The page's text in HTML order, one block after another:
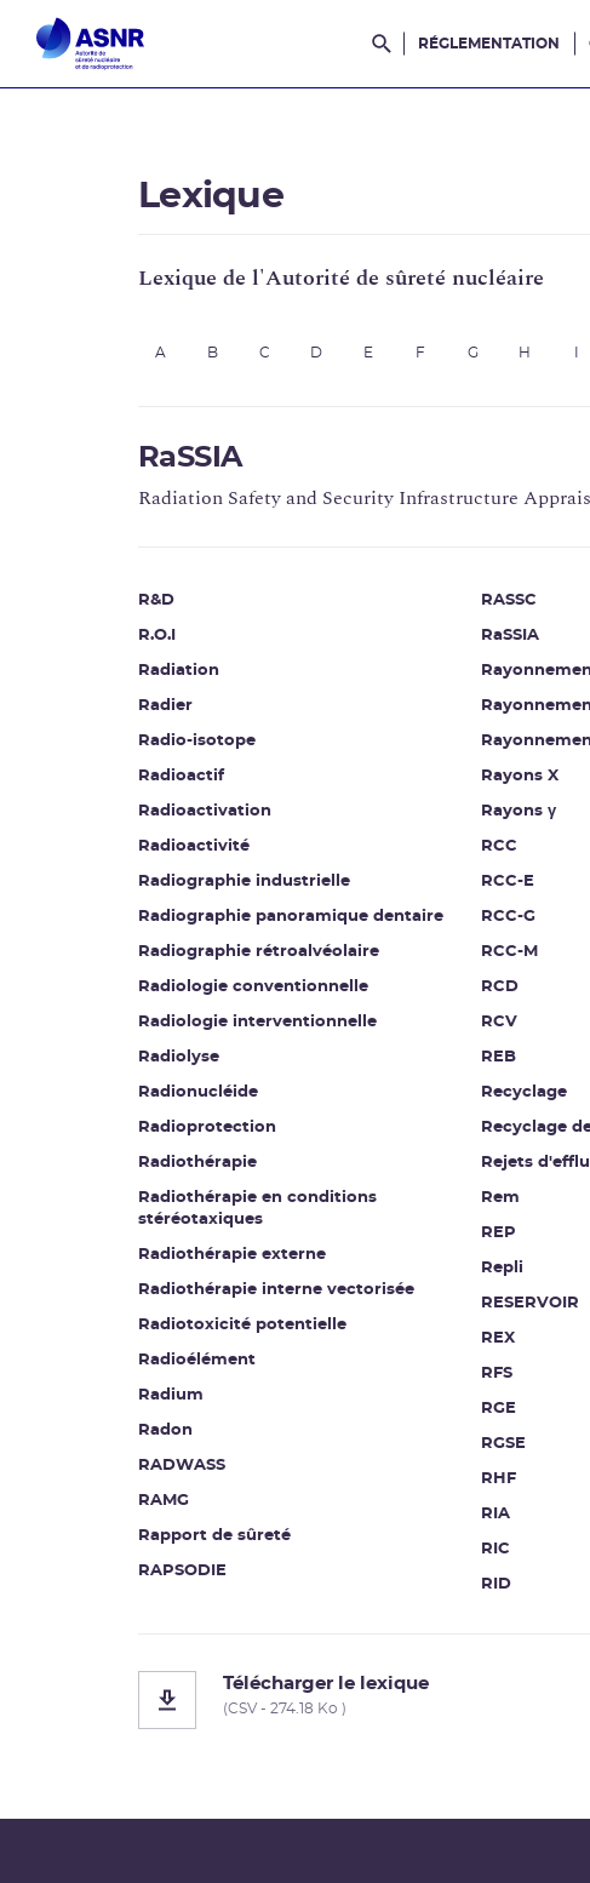
Rechercher dans le
RÉGLEMENTATION
Lexique
Lexique de l'Autorité de sûreté nucléaire
A B C D E F G H
RaSSIA
Radiation Safety and Security Infrastructure
R&D
R.O.I
Radiation
Radier
Radio-isotope
Radioactif
Radioactivation
Radioactivité
Radiographie industrielle
Radiographie panoramique dentaire
Radiographie rétroalvéolaire
Radiologie conventionnelle
Radiologie interventionnelle
Radiolyse
Radionucléide
Radioprotection
Radiothérapie
Radiothérapie en conditions
stéréotaxiques
Radiothérapie externe
Radiothérapie interne vectorisée
Radiotoxicité potentielle
Radioélément
Radium
Radon
RADWASS
RAMG
Rapport de sûreté
RAPSODIE
RASSC
RaSSIA
Rayons X
Rayons γ
RCC
RCC-E
RCC-G
RCC-M
RCD
RCV
REB
Recyclage
Recyclage
Rejets
Rem
REP
Repli
RESERVOIR
REX
RFS
RGE
RGSE
RHF
RIA
RIC
RID
Télécharger le lexique
(CSV - 274.18 Ko )